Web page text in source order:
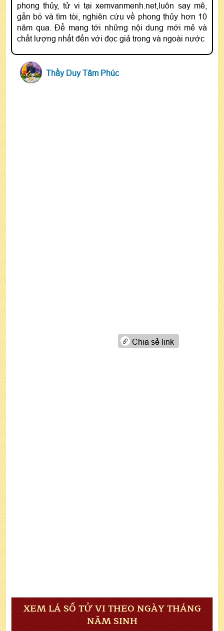
phong thủy, tử vi tại xemvanmenh.net,luôn say mê,
gắn bó và tìm tòi, nghiên cứu về phong thủy hơn 10
năm qua. Để mang tới những nội dung mới mẻ và
chất lượng nhất đến với đọc giả trong và ngoài nước
Thầy Duy Tâm Phúc
Chia sẻ link
XEM LÁ SỐ TỬ VI THEO NGÀY THÁNG
NĂM SINH